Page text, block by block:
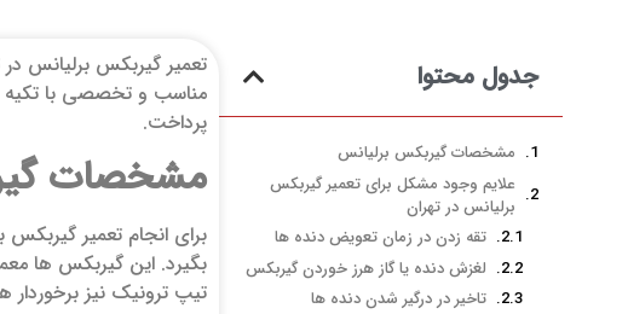
جدول محتوا
مشخصات گیربکس برلیانس
علایم وجود مشکل برای تعمیر گیربکس
برلیانس در تهران
تقه زدن در زمان تعویض دنده ها
لغزش دنده یا گاز هرز خوردن گیربکس
تاخیر در درگیر شدن دنده ها
تعمیر گیربکس برلیانس
مناسب و تخصصی با تکیه
پرداخت.
مشخصات
برای انجام تعمیر گیربکس
تیپ ترونیک نیز